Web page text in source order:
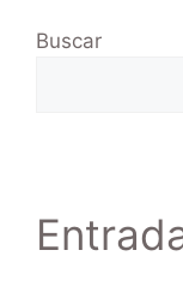
Buscar